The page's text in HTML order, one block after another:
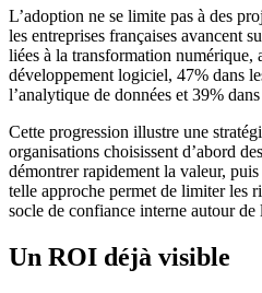
L’adoption ne se limite pas à des
les entreprises françaises avancent
liées à la transformation numérique,
développement logiciel, 47% dans
l’analytique de données et 39%
Cette progression illustre une
organisations choisissent d’abord
démontrer rapidement la valeur,
telle approche permet de limiter les
socle de confiance interne autour de
Un ROI déjà visible